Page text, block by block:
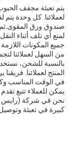
يتم تعبئة مجفف
لعملائنا. كل وحدة
صندوق ورق المقوى.ثم
لمنع أي تلف أثناء
جميع المكونات
من السهل لعملائنا
بالنسبة للشحن،
المنتج لعملائنا.
في الوقت المناسب
يمكن للعملاء تتبع
نحن في شركة (رايس
كبيرة في تعبئة وتوصيل